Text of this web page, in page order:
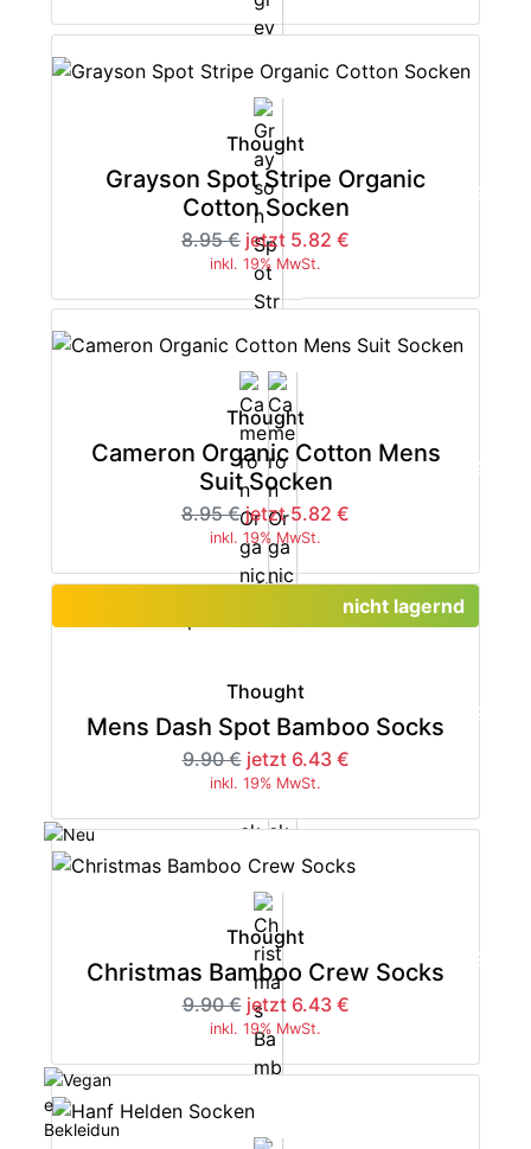
Thought
Grayson Spot Stripe Organic
Cotton Socken
8.95 € jetzt 5.82 €
inkl. 19% MwSt.
-35%
Thought
Cameron Organic Cotton Mens
Suit Socken
8.95 € jetzt 5.82 €
inkl. 19% MwSt.
-35%
Thought
Mens Dash Spot Bamboo Socks
9.90 € jetzt 6.43 €
inkl. 19% MwSt.
nicht lagernd
-35%
Thought
Christmas Bamboo Crew Socks
9.90 € jetzt 6.43 €
inkl. 19% MwSt.
-35%